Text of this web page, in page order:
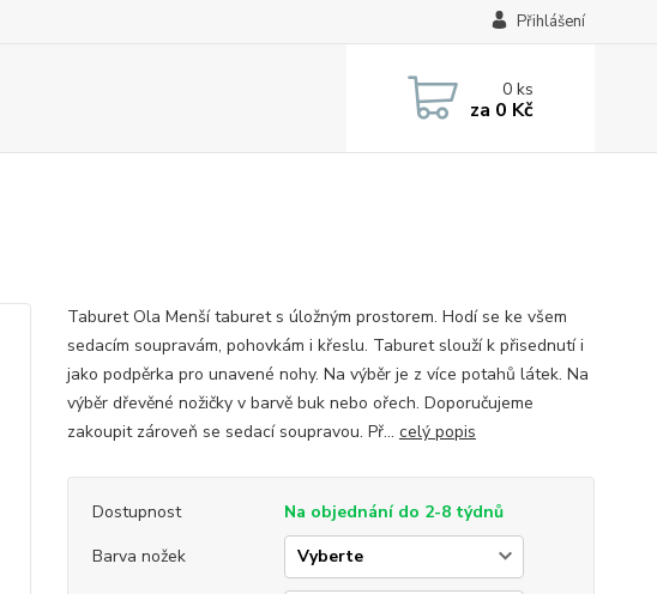
Přihlášení
0ks
za 0 Kč
Taburet Ola Menší taburet s úložným prostorem. Hodí se ke všem
sedacím soupravám, pohovkám i křeslu. Taburet slouží k přisednutí i
jako podpěrka pro unavené nohy. Na výběr je z více potahů látek. Na
výběr dřevěné nožičky v barvě buk nebo ořech. Doporučujeme
zakoupit zároveň se sedací soupravou. Př... celý popis
Dostupnost
Na objednání do 2-8 týdnů
Barva nožek